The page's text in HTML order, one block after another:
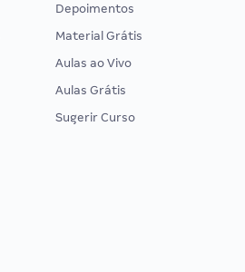
Depoimentos
Material Grátis
Aulas ao Vivo
Aulas Grátis
Sugerir Curso